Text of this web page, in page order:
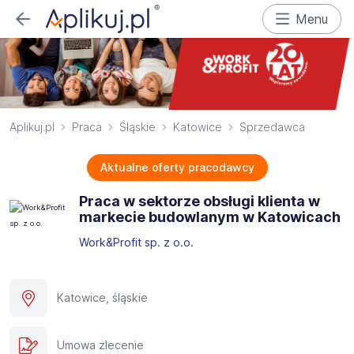
Menu
Aplikuj.pl Praca Śląskie Katowice Sprzedawca
Aktualne oferty pracodawcy
Praca w sektorze obsługi klienta w
markecie budowlanym w Katowicach
Work&Profit sp. z o.o.
Katowice, śląskie
Umowa zlecenie